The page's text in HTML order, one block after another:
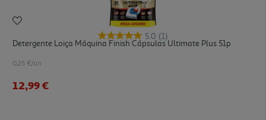
5.0 (1)
Detergente Loiça Máquina Finish Cápsulas Ultimate Plus 51p
0.25 €/un
12,99 €